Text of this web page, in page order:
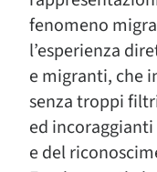
fenomeno
l’esperienza
e migranti, che
senza troppi
ed
e del